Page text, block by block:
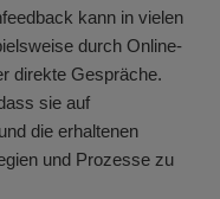
kann in vielen
durch Online-
direkte Gespräche.
sie auf
die erhaltenen
und Prozesse zu